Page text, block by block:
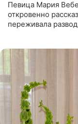
Певица Мария
откровенно
переживала